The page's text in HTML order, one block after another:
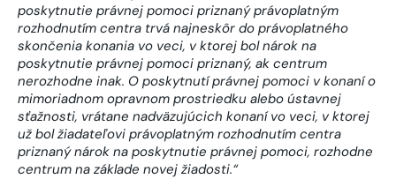
poskytnutie právnej pomoci priznaný právoplatným
rozhodnutím centra trvá najneskôr do právoplatného
skončenia konania vo veci, v ktorej bol nárok na
poskytnutie právnej pomoci priznaný, ak centrum
nerozhodne inak. O poskytnutí právnej pomoci v konaní o
mimoriadnom opravnom prostriedku alebo ústavnej
sťažnosti, vrátane nadväzujúcich konaní vo veci, v ktorej
už bol žiadateľovi právoplatným rozhodnutím centra
priznaný nárok na poskytnutie právnej pomoci, rozhodne
centrum na základe novej žiadosti.“